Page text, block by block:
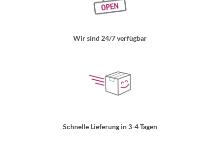
Wir sind 24/7 verfügbar
Schnelle Lieferung in 3-4 Tagen